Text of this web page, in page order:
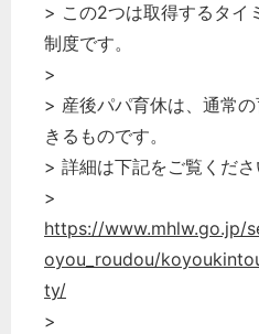
> この2つは取得するタイ
制度です。
>
> 産後パパ育休は、通常の
きるものです。
> 詳細は下記をご覧くださ
>
https://www.mhlw.go.jp/
oyou_roudou/
ty/
>